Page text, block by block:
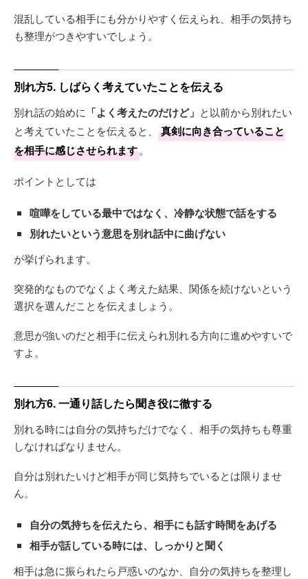
混乱している相手にも分かりやすく伝えられ、相手の気持ち
も整理がつきやすいでしょう。
別れ方5. しばらく考えていたことを伝える
別れ話の始めに 「よく考えたのだけど」 と以前から別れたい
と考えていたことを伝えると、
真剣に向き合っていること
を相手に感じさせられます。
ポイントとしては
喧嘩をしている最中ではなく、冷静な状態で話をする
別れたいという意思を別れ話中に曲げない
が挙げられます。
突発的なものでなくよく考えた結果、関係を続けないという
選択を選んだことを伝えましょう。
意思が強いのだと相手に伝えられ別れる方向に進めやすいで
すよ。
別れ方6. 一通り話したら聞き役に徹する
別れる時には自分の気持ちだけでなく、相手の気持ちも尊重
しなければなりません。
自分は別れたいけど相手が同じ気持ちでいるとは限りませ
ん。
自分の気持ちを伝えたら、相手にも話す時間をあげる
相手が話している時には、しっかりと聞く
相手は急に振られたら戸惑いのなか、自分の気持ちを整理し